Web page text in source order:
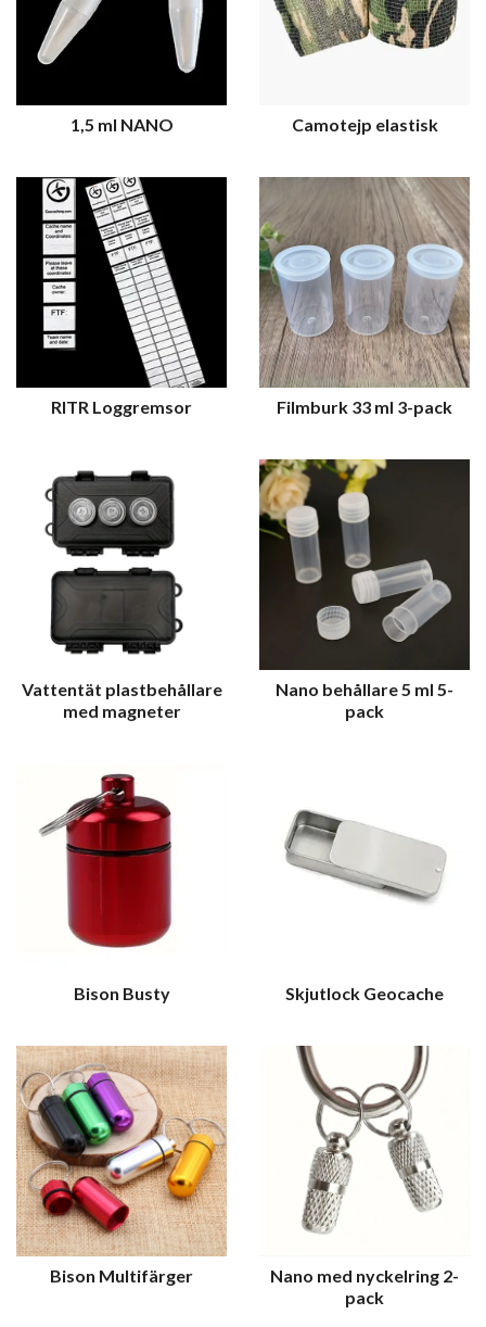
1,5 ml NANO Camotejp elastisk
RITR Loggremsor Filmburk 33 ml 3-pack
Vattentät plastbehållare
med magneter
Nano behållare 5 ml 5-
pack
Bison Busty Skjutlock Geocache
Bison Multifärger
Nano med nyckelring 2-
pack